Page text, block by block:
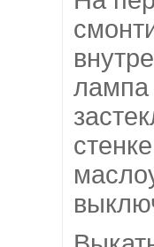
лампа